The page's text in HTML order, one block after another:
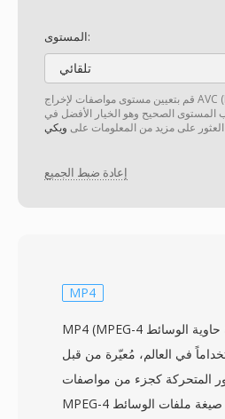
المستوى:
تلقائي
قم بتعيين مستوى مواصفات لإخراج AVC (H.264). سيؤدّي ترك هذا
المستوى الصحيح وهو الخيار الأفضل في
على مزيد من المعلومات على ويكي
إعادة ضبط الجميع
MP4
MP4 (MPEG-4 الجزء 14) هي صيغة حاوية الوسائط
في العالم، مُعيّرة من قبل
المتحركة كجزء من مواصفات
MPEG-4 عام 2003. مبنية على صيغة ملفات الوسائط